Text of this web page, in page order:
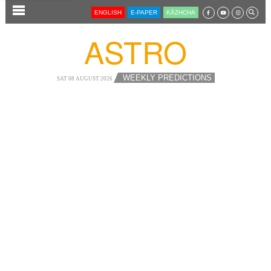
SECTIONS ENGLISH E-PAPER KĀZHCHA
ASTRO
SAT 08 AUGUST 2026 WEEKLY PREDICTIONS